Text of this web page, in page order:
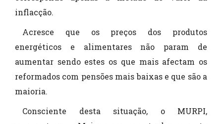
inflacção.
Acresce que os preços dos produtos
energéticos e alimentares não param de
aumentar sendo estes os que mais afectam os
reformados com pensões mais baixas e que são a
maioria.
Consciente desta situação, o MURPI,